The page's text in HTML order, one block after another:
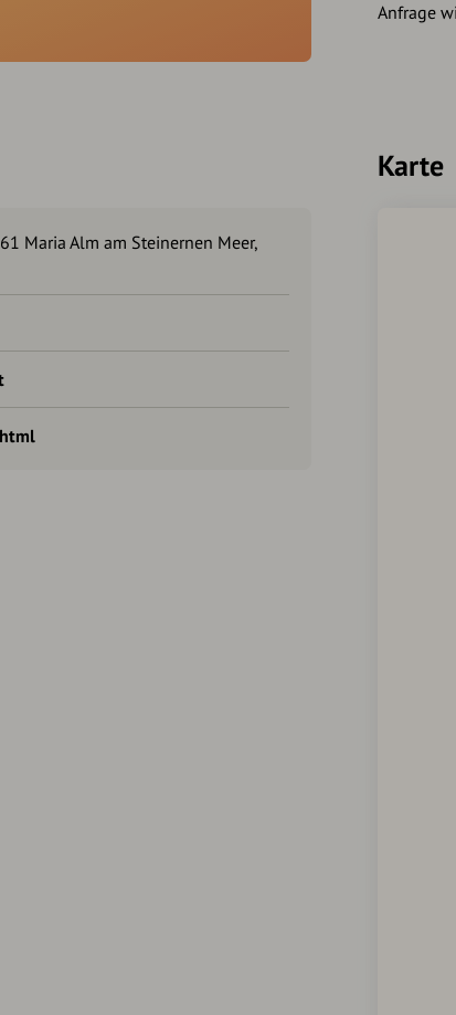
Anfrage
Maria Alm am Steinernen Meer,
Karte